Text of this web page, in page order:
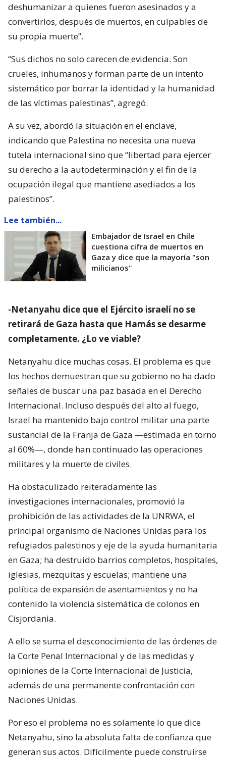
deshumanizar a quienes fueron asesinados y a
convertirlos, después de muertos, en culpables de
su propia muerte”.
“Sus dichos no solo carecen de evidencia. Son
crueles, inhumanos y forman parte de un intento
sistemático por borrar la identidad y la humanidad
de las víctimas palestinas”, agregó.
A su vez, abordó la situación en el enclave,
indicando que Palestina no necesita una nueva
tutela internacional sino que “libertad para ejercer
su derecho a la autodeterminación y el fin de la
ocupación ilegal que mantiene asediados a los
palestinos”.
Lee también...
Embajador de Israel en Chile
cuestiona cifra de muertos en
Gaza y dice que la mayoría "son
milicianos"
-Netanyahu dice que el Ejército israelí no se
retirará de Gaza hasta que Hamás se desarme
completamente. ¿Lo ve viable?
Netanyahu dice muchas cosas. El problema es que
los hechos demuestran que su gobierno no ha dado
señales de buscar una paz basada en el Derecho
Internacional. Incluso después del alto al fuego,
Israel ha mantenido bajo control militar una parte
sustancial de la Franja de Gaza —estimada en torno
al 60%—, donde han continuado las operaciones
militares y la muerte de civiles.
Ha obstaculizado reiteradamente las
investigaciones internacionales, promovió la
prohibición de las actividades de la UNRWA, el
principal organismo de Naciones Unidas para los
refugiados palestinos y eje de la ayuda humanitaria
en Gaza; ha destruido barrios completos, hospitales,
iglesias, mezquitas y escuelas; mantiene una
política de expansión de asentamientos y no ha
contenido la violencia sistemática de colonos en
Cisjordania.
A ello se suma el desconocimiento de las órdenes de
la Corte Penal Internacional y de las medidas y
opiniones de la Corte Internacional de Justicia,
además de una permanente confrontación con
Naciones Unidas.
Por eso el problema no es solamente lo que dice
Netanyahu, sino la absoluta falta de confianza que
generan sus actos. Difícilmente puede construirse